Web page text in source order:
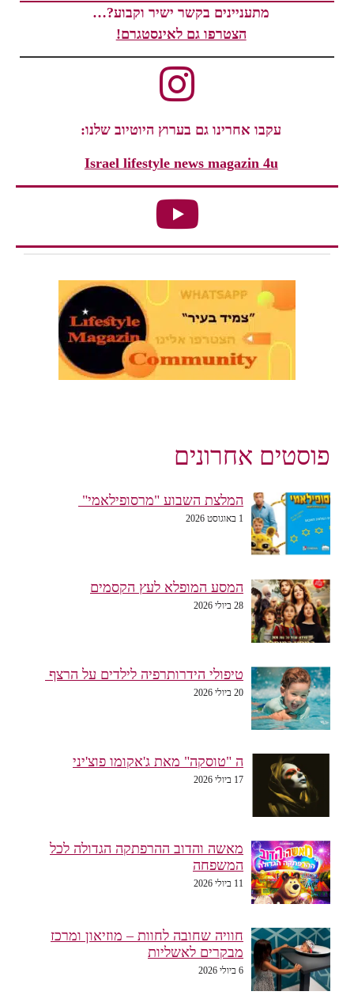
מתעניינים בקשר ישיר וקבוע?…
הצטרפו גם לאינסטגרם!
עקבו אחרינו גם בערוץ היוטיוב שלנו:
Israel lifestyle news magazin 4u
פוסטים אחרונים
המלצת השבוע "מרסופילאמי"
1 באוגוסט 2026
המסע המופלא לעץ הקסמים
28 ביולי 2026
טיפולי הידרותרפיה לילדים על הרצף
20 ביולי 2026
ה "טוסקה" מאת ג'אקומו פוצ'יני
17 ביולי 2026
מאשה והדוב ההרפתקה הגדולה לכל
המשפחה
11 ביולי 2026
חוויה שחובה לחוות – מוזיאון ומרכז
מבקרים לאשליות
6 ביולי 2026